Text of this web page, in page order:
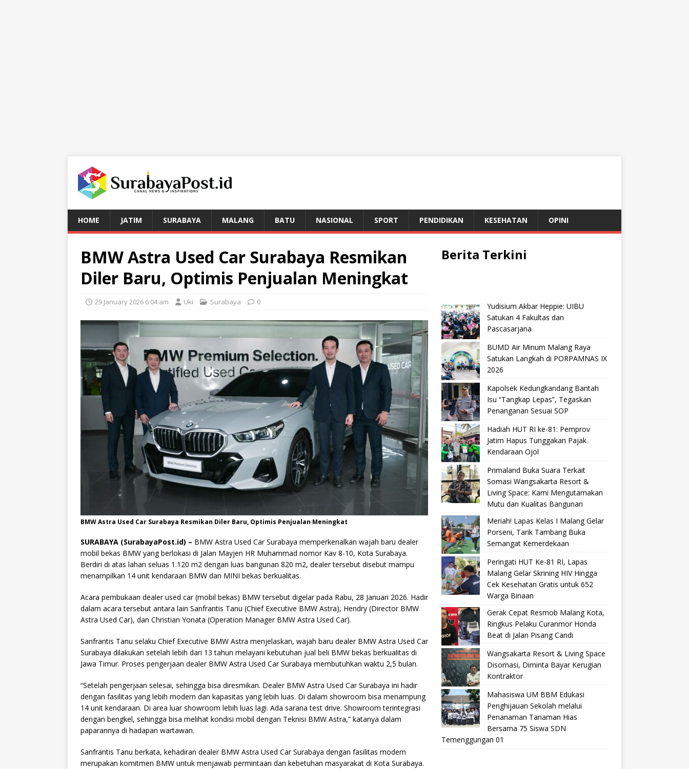
HOME JATIM SURABAYA MALANG BATU NASIONAL SPORT PENDIDIKAN KESEHATAN OPINI
BMW Astra Used Car Surabaya Resmikan
Diler Baru, Optimis Penjualan Meningkat
29 January 2026 6:04 am Uki Surabaya 0
BMW Astra Used Car Surabaya Resmikan Diler Baru, Optimis Penjualan Meningkat
SURABAYA (SurabayaPost.id) – BMW Astra Used Car Surabaya memperkenalkan wajah baru dealer
mobil bekas BMW yang berlokasi di Jalan Mayjen HR Muhammad nomor Kav 8-10, Kota Surabaya.
Berdiri di atas lahan seluas 1.120 m2 dengan luas bangunan 820 m2, dealer tersebut disebut mampu
menampilkan 14 unit kendaraan BMW dan MINI bekas berkualitas.
Acara pembukaan dealer used car (mobil bekas) BMW tersebut digelar pada Rabu, 28 Januari 2026. Hadir
dalam acara tersebut antara lain Sanfrantis Tanu (Chief Executive BMW Astra), Hendry (Director BMW
Astra Used Car), dan Christian Yonata (Operation Manager BMW Astra Used Car).
Sanfrantis Tanu selaku Chief Executive BMW Astra menjelaskan, wajah baru dealer BMW Astra Used Car
Surabaya dilakukan setelah lebih dari 13 tahun melayani kebutuhan jual beli BMW bekas berkualitas di
Jawa Timur. Proses pengerjaan dealer BMW Astra Used Car Surabaya membutuhkan waktu 2,5 bulan.
“Setelah pengerjaan selesai, sehingga bisa diresmikan. Dealer BMW Astra Used Car Surabaya ini hadir
dengan fasilitas yang lebih modern dan kapasitas yang lebih luas. Di dalam showroom bisa menampung
14 unit kendaraan. Di area luar showroom lebih luas lagi. Ada sarana test drive. Showroom terintegrasi
dengan bengkel, sehingga bisa melihat kondisi mobil dengan Teknisi BMW Astra,” katanya dalam
paparannya di hadapan wartawan.
Sanfrantis Tanu berkata, kehadiran dealer BMW Astra Used Car Surabaya dengan fasilitas modern
merupakan komitmen BMW untuk menjawab permintaan dan kebetuhan masyarakat di Kota Surabaya.
Berita Terkini
Yudisium Akbar Heppie: UIBU
Satukan 4 Fakultas dan
Pascasarjana
BUMD Air Minum Malang Raya
Satukan Langkah di PORPAMNAS IX
2026
Kapolsek Kedungkandang Bantah
Isu “Tangkap Lepas”, Tegaskan
Penanganan Sesuai SOP
Hadiah HUT RI ke-81: Pemprov
Jatim Hapus Tunggakan Pajak
Kendaraan Ojol
Primaland Buka Suara Terkait
Somasi Wangsakarta Resort &
Living Space: Kami Mengutamakan
Mutu dan Kualitas Bangunan
Meriah! Lapas Kelas I Malang Gelar
Porseni, Tarik Tambang Buka
Semangat Kemerdekaan
Peringati HUT Ke-81 RI, Lapas
Malang Gelar Skrining HIV Hingga
Cek Kesehatan Gratis untuk 652
Warga Binaan
Gerak Cepat Resmob Malang Kota,
Ringkus Pelaku Curanmor Honda
Beat di Jalan Pisang Candi
Wangsakarta Resort & Living Space
Disomasi, Diminta Bayar Kerugian
Kontraktor
Mahasiswa UM BBM Edukasi
Penghijauan Sekolah melalui
Penanaman Tanaman Hias
Bersama 75 Siswa SDN
Temenggungan 01